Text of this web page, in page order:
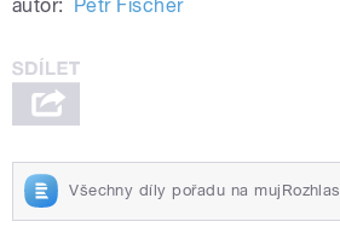
autor: Petr Fischer
Všechny díly pořadu na mujRozhlas